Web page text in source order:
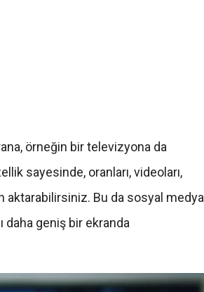
örneğin bir televizyona da
sayesinde, oranları, videoları,
aktarabilirsiniz. Bu da sosyal medya
daha geniş bir ekranda